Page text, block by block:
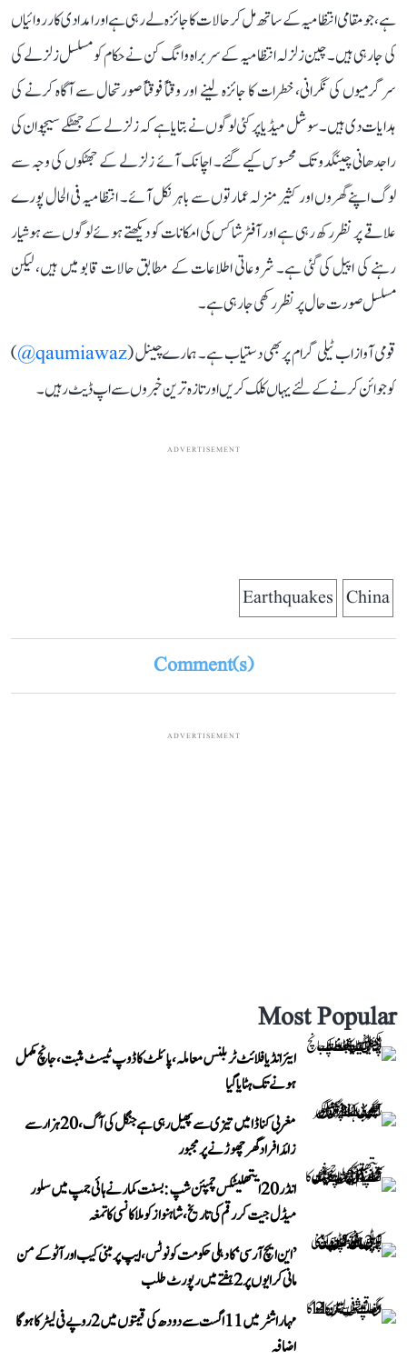
ہے، جو مقامی انتظامیہ کے ساتھ مل کر حالات کا جائزہ لے رہی ہے اور امدادی کارروائیاں
کی جا رہی ہیں۔ چین زلزلہ انتظامیہ کے سربراہ وانگ کن نے حکام کو مسلسل زلزلے کی
سرگرمیوں کی نگرانی، خطرات کا جائزہ لینے اور وقتاً فوقتاً صورتحال سے آگاہ کرنے کی
ہدایات دی ہیں۔ سوشل میڈیا پر کئی لوگوں نے بتایا ہے کہ زلزلے کے جھٹکے سیچوان کی
راجدھانی چینگدو تک محسوس کیے گئے۔ اچانک آئے زلزلے کے جھٹکوں کی وجہ سے
لوگ اپنے گھروں اور کثیر منزلہ عمارتوں سے باہر نکل آئے۔ انتظامیہ فی الحال پورے
علاقے پر نظر رکھ رہی ہے اور آفٹرشاکس کی امکانات کو دیکھتے ہوئے لوگوں سے ہوشیار
رہنے کی اپیل کی گئی ہے۔ شروعاتی اطلاعات کے مطابق حالات قابو میں ہیں، لیکن
مسلسل صورت حال پر نظر رکھی جا رہی ہے۔
قومی آواز اب ٹیلی گرام پر بھی دستیاب ہے۔ ہمارے چینل (qaumiawaz@
)
کو جوائن کرنے کے لئے یہاں کلک کریں اور تازہ ترین خبروں سے اپ ڈیٹ رہیں۔
ADVERTISEMENT
China
Earthquakes
Comment(s)
ADVERTISEMENT
Most Popular
ایئر انڈیا فلائٹ ٹربلنس معاملہ، پائلٹ کا ڈوپ ٹیسٹ مثبت، جانچ مکمل
ہونے تک ہٹایا گیا
مغربی کناڈا میں تیزی سے پھیل رہی ہے جنگل کی آگ، 20 ہزار سے
زائد افراد گھر چھوڑنے پر مجبور
انڈر 20 ایتھلیٹکس چمپئن شپ: بسنت کمار نے ہائی جمپ میں سلور
میڈل جیت کر رقم کی تاریخ، شاہنواز کو ملا کانسی کا تمغہ
’این ایچ آر سی‘ کا دہلی حکومت کو نوٹس، ایپ پر مبنی کیب اور آٹو کے من
مانی کرایوں پر 2 ہفتے میں رپورٹ طلب
مہاراشٹر میں 11 اگست سے دودھ کی قیمتوں میں 2 روپے فی لیٹر کا ہوگا
اضافہ